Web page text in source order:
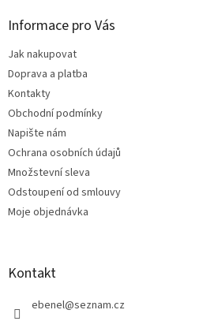
Informace pro Vás
Jak nakupovat
Doprava a platba
Kontakty
Obchodní podmínky
Napište nám
Ochrana osobních údajů
Množstevní sleva
Odstoupení od smlouvy
Moje objednávka
Kontakt
ebenel@seznam.cz